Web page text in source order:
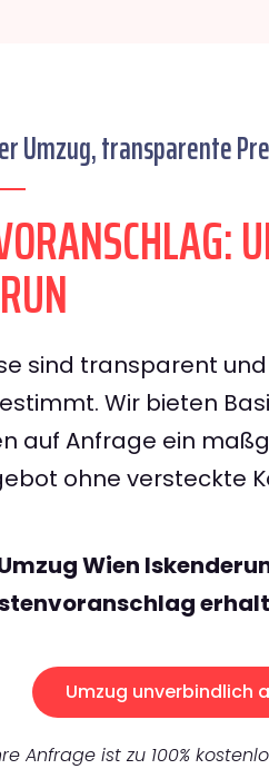
Umzug, transparente
sind transparent
Wir bieten
auf Anfrage ein
ohne versteckte
Wien
Umzug unverbindlich
Anfrage ist zu 100%